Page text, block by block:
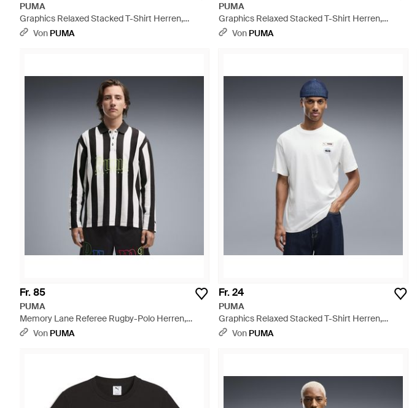
PUMA
Graphics Relaxed Stacked T-Shirt Herren,
Kleidung - Grün
Von PUMA
PUMA
Graphics Relaxed Stacked T-Shirt Herren,
Kleidung - Blau
Von PUMA
Fr. 85
PUMA
Memory Lane Referee Rugby-Polo Herren,
Kleidung - Schwarz
Von PUMA
Fr. 24
PUMA
Graphics Relaxed Stacked T-Shirt Herren,
Kleidung - Weiß
Von PUMA